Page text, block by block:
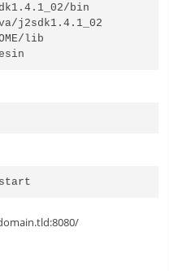
bin
j2sdk1.4.1_02
lib